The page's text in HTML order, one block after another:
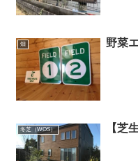
畑 野菜
冬芝（WOS） 【芝